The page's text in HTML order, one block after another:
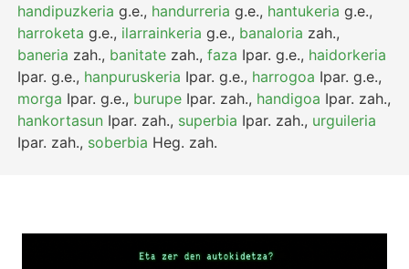
handipuzkeria g.e., handurreria g.e., hantukeria g.e.,
harroketa g.e., ilarrainkeria g.e., banaloria zah.,
baneria zah., banitate zah.,faza Ipar. g.e., haidorkeria
Ipar. g.e., hanpuruskeria Ipar. g.e., harrogoa Ipar. g.e.,
morga Ipar. g.e., burupe Ipar. zah., handigoa Ipar. zah.,
hankortasun Ipar. zah., superbia Ipar. zah., urguileria
Ipar. zah., soberbia Heg. zah.